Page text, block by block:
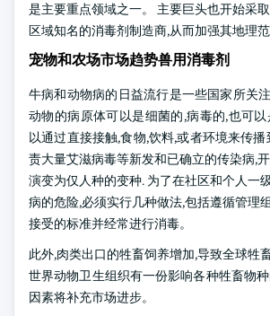
是主要重点领域之一。 主要巨头也开始采
区域知名的消毒剂制造商,从而加强其地理范
宠物和农场市场趋势兽用消毒剂
牛病和动物病的日益流行是一些国家所关
动物的病原体可以是细菌的,病毒的,也可
以通过直接接触,食物,饮料,或者环境来传播
责大量艾滋病毒等新发和已确立的传染病,
演变为仅人种的变种. 为了在社区和个人一
病的危险,必须实行几种做法,包括遵循管理
接受的标准并经常进行消毒。
此外,肉类出口的牲畜饲养增加,导致全球牲
世界动物卫生组织有一份影响各种牲畜物
因素将补充市场进步。